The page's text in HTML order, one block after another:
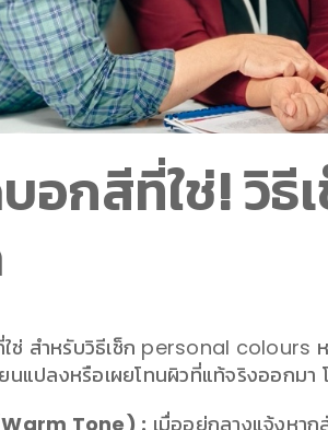
อกสีที่ใช่! วิ
ช่ สำหรับวิธีเช็ก personal colours
นแปลงหรือเผยโทนผิวที่แท้จริงออกม
Tone) : เมื่ออยู่กลางแจ้งหา